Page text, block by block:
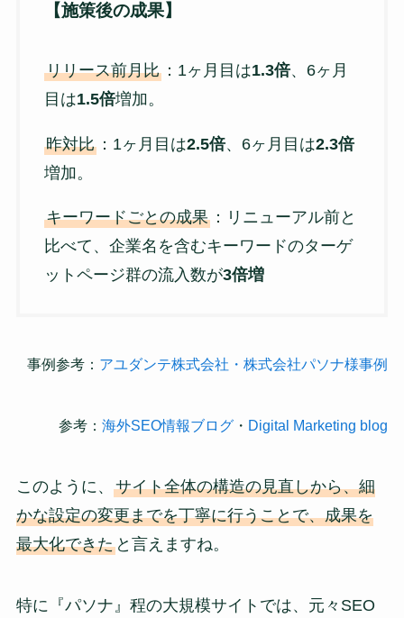
【施策後の成果】
リリース前月比：1ヶ月目は1.3倍、6ヶ月
目は1.5倍増加。
昨対比：1ヶ月目は2.5倍、6ヶ月目は2.3倍
増加。
キーワードごとの成果：リニューアル前と
比べて、企業名を含むキーワードのターゲ
ットページ群の流入数が3倍増
事例参考： アユダンテ株式会社・株式会社パソナ様事例
参考：海外SEO情報ブログ ・ Digital Marketing blog
このように、 サイト全体の構造の見直しから、細
かな設定の変更までを丁寧に行うことで、成果を
最大化できたと言えますね。
特に『パソナ』程の大規模サイトでは、元々SEO